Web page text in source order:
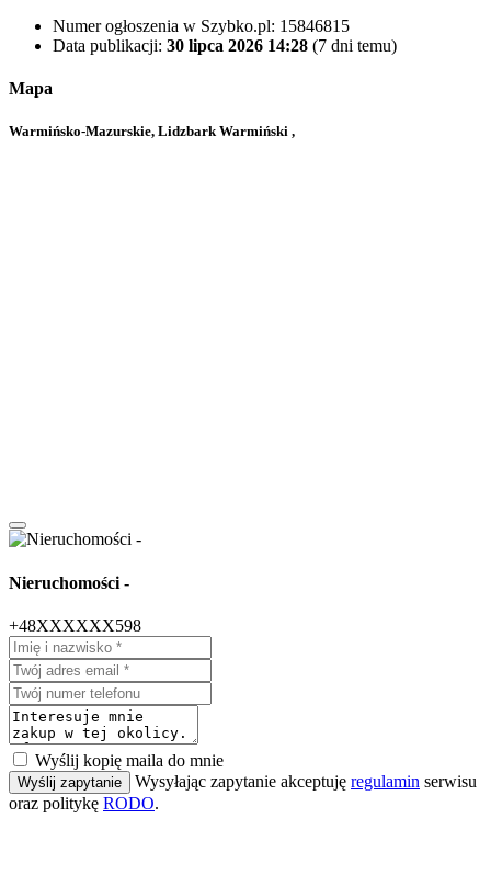
Numer ogłoszenia w Szybko.pl: 15846815
Data publikacji: 30 lipca 2026 14:28 (7 dni temu)
Mapa
Warmińsko-Mazurskie, Lidzbark Warmiński ,
Nieruchomości -
+48XXXXXX598
Wyślij kopię maila do mnie
Wyślij zapytanie Wysyłając zapytanie akceptuję regulamin serwisu
oraz politykę RODO.